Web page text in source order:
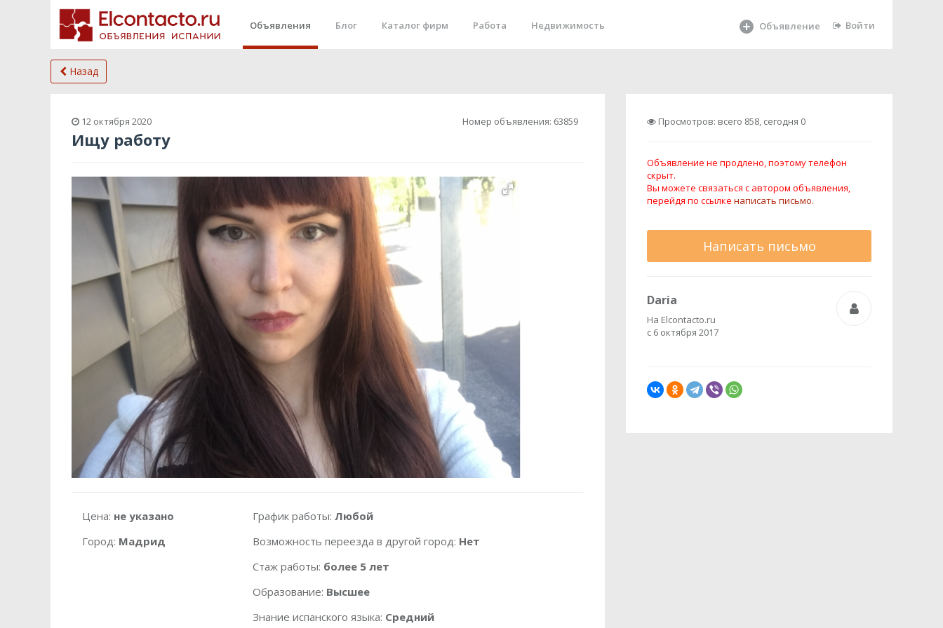
Объявления Блог Каталог фирм Работа Недвижимость Объявление Войти
Назад
12 октября 2020 Номер объявления: 63859
Ищу работу
Цена: не указано
Город: Мадрид
График работы:Любой
Возможность переезда в другой город: Нет
Стаж работы: более 5 лет
Образование: Высшее
Знание испанского языка: Средний
Просмотров: всего 858, сегодня 0
Объявление не продлено, поэтому телефон
скрыт.
Вы можете связаться с автором объявления,
перейдя по ссылке написать письмо.
Написать письмо
Daria
На Elcontacto.ru
с 6 октября 2017